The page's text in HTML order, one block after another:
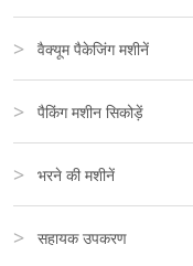
वैक्यूम पैकेजिंग मशीनें
पैकिंग मशीन सिकोड़ें
भरने की मशीनें
सहायक उपकरण